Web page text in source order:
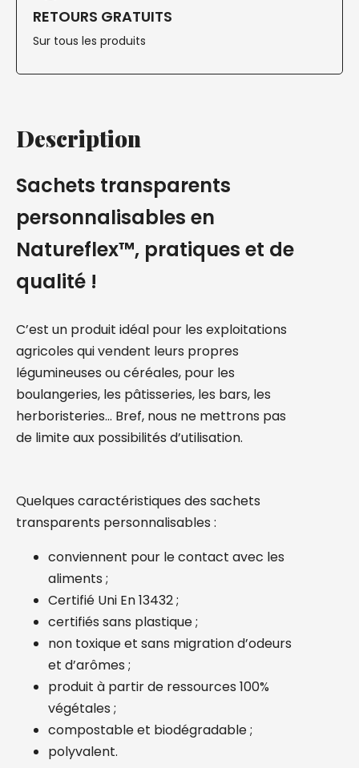
RETOURS GRATUITS
Sur tous les produits
Description
Sachets transparents
personnalisables en
Natureflex™, pratiques et de
qualité !
C’est un produit idéal pour les exploitations
agricoles qui vendent leurs propres
légumineuses ou céréales, pour les
boulangeries, les pâtisseries, les bars, les
herboristeries… Bref, nous ne mettrons pas
de limite aux possibilités d’utilisation.
Quelques caractéristiques des sachets
transparents personnalisables :
conviennent pour le contact avec les
aliments ;
Certifié Uni En 13432 ;
certifiés sans plastique ;
non toxique et sans migration d’odeurs
et d’arômes ;
produit à partir de ressources 100%
végétales ;
compostable et biodégradable ;
polyvalent.